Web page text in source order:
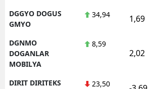
DGGYO DOGUS
GMYO
34,94 1,69
DGNMO
DOGANLAR
MOBILYA
8,59
2,02
DIRIT DIRITEKS
23,50